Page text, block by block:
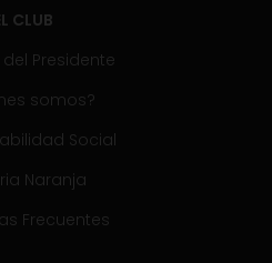
CLUB
Presidente
somos?
Social
Naranja
Frecuentes